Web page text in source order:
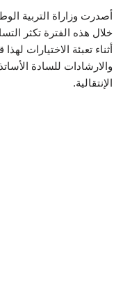
أصدرت وزاراة التربية
خلال هذه الفترة تكثر
أثناء تعبئة الاختيارات
والارشادات للسادة
الإنتقالية.